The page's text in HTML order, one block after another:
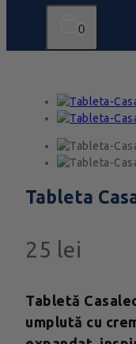
0
Tableta
25 lei
Tabletă
umplută cu